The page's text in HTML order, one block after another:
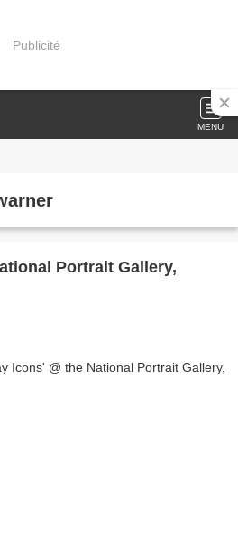
Publicité
MENU
Portrait Gallery,